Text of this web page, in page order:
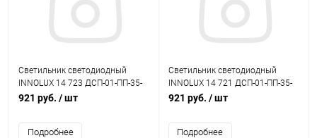
Светильник светодиодный
INNOLUX 14 723 ДСП-01-ПП-35-
1200-5К-IP65-A1
921 руб. / шт
Подробнее
Светильник светодиодный
INNOLUX 14 721 ДСП-01-ПП-35-
1200-5К-IP65
921 руб. / шт
Подробнее